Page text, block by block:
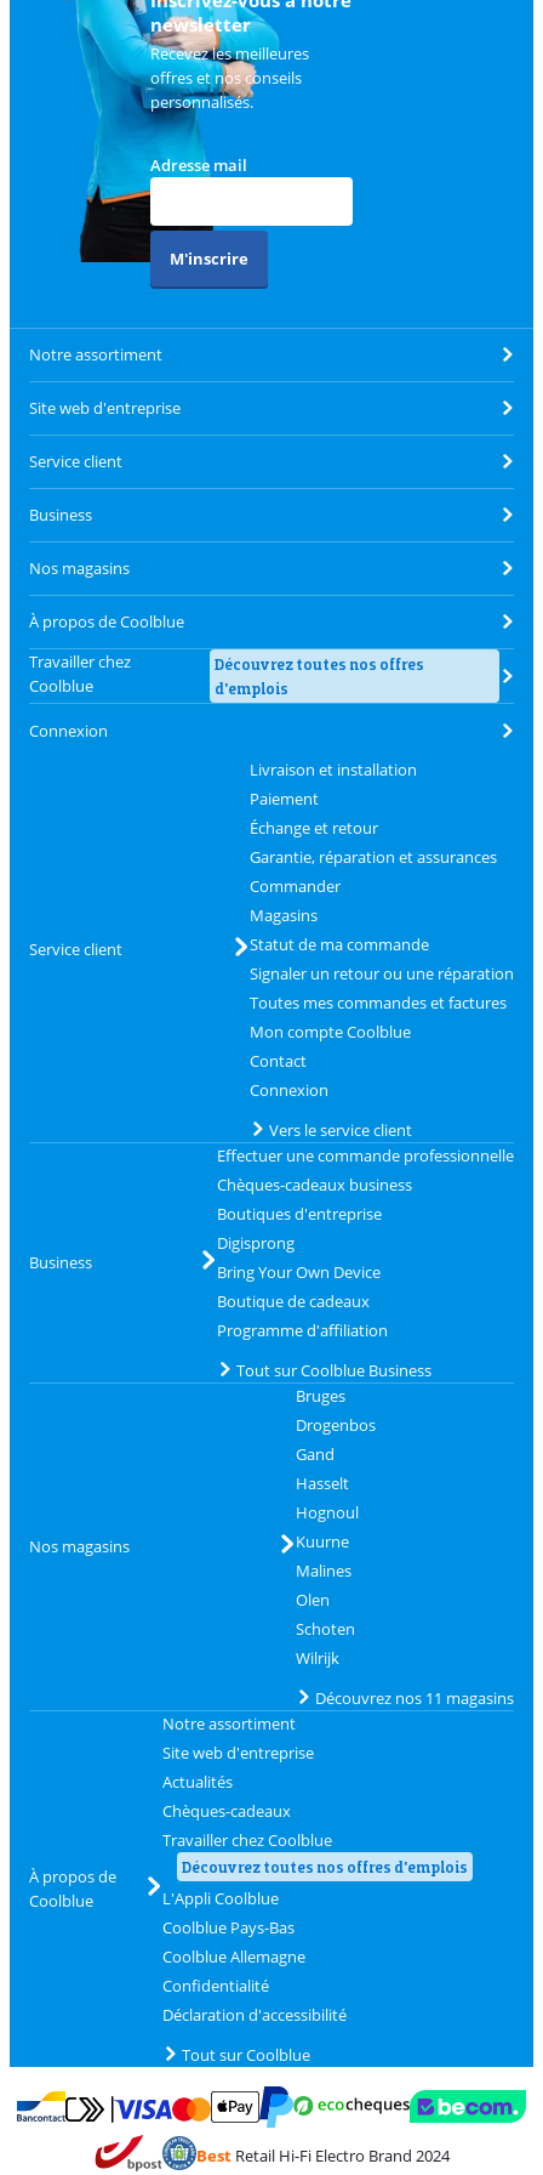
newsletter
Recevez les meilleures
offres et nos conseils
personnalisés.
Adresse mail
M'inscrire
Notre assortiment
Site web d'entreprise
Service client
Business
Nos magasins
À propos de Coolblue
Travailler chez
Coolblue
Découvrez toutes nos offres
d'emplois
Connexion
Service client
Livraison et installation
Paiement
Échange et retour
Garantie, réparation et assurances
Commander
Magasins
Statut de ma commande
Signaler un retour ou une réparation
Toutes mes commandes et factures
Mon compte Coolblue
Contact
Connexion
Vers le service client
Business
Effectuer une commande professionnelle
Chèques-cadeaux business
Boutiques d'entreprise
Digisprong
Bring Your Own Device
Boutique de cadeaux
Programme d'affiliation
Tout sur Coolblue Business
Nos magasins
Bruges
Drogenbos
Gand
Hasselt
Hognoul
Kuurne
Malines
Olen
Schoten
Wilrijk
Découvrez nos 11 magasins
À propos de
Coolblue
Notre assortiment
Site web d'entreprise
Actualités
Chèques-cadeaux
Travailler chez Coolblue
Découvrez toutes nos offres d'emplois
L'Appli Coolblue
Coolblue Pays-Bas
Coolblue Allemagne
Confidentialité
Déclaration d'accessibilité
Tout sur Coolblue
Payer avec Bancontact
Payer avec MasterCard et Visa via ClickToPay
BestRetail Hi-Fi Electro Brand 2024